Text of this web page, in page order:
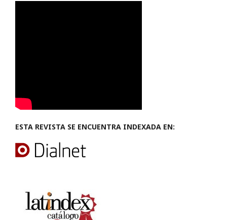
ESTA REVISTA SE ENCUENTRA INDEXADA EN: